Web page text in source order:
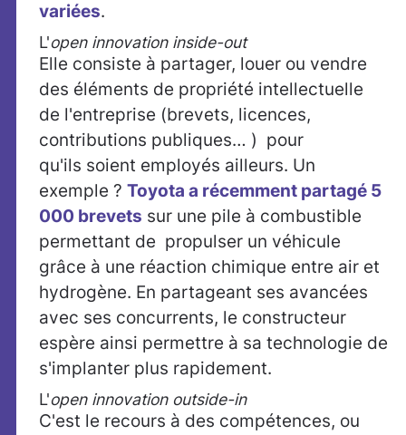
variées.
L'open innovation inside-out
Elle consiste à partager, louer ou vendre
des éléments de propriété intellectuelle
de l'entreprise (brevets, licences,
contributions publiques… ) pour
qu'ils soient employés ailleurs. Un
exemple ? Toyota a récemment partagé 5
000 brevets sur une pile à combustible
permettant de propulser un véhicule
grâce à une réaction chimique entre air et
hydrogène. En partageant ses avancées
avec ses concurrents, le constructeur
espère ainsi permettre à sa technologie de
s'implanter plus rapidement.
L'open innovation outside-in
C'est le recours à des compétences, ou